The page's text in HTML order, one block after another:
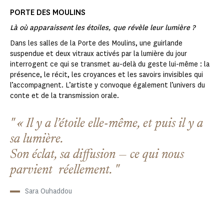
PORTE DES MOULINS
Là où apparaissent les étoiles, que révèle leur lumière ?
Dans les salles de la Porte des Moulins, une guirlande
suspendue et deux vitraux activés par la lumière du jour
interrogent ce qui se transmet au-delà du geste lui-même : la
présence, le récit, les croyances et les savoirs invisibles qui
l’accompagnent. L’artiste y convoque également l’univers du
conte et de la transmission orale.
« Il y a l’étoile elle-même, et puis il y a
sa lumière.
Son éclat, sa diffusion — ce qui nous
parvient réellement.
Sara Ouhaddou